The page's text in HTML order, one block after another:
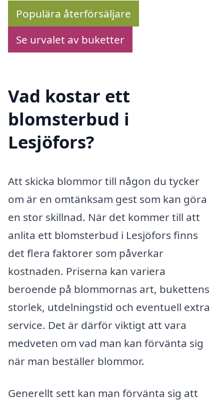
Populära återförsäljare
Se urvalet av buketter
Vad kostar ett
blomsterbud i
Lesjöfors?
Att skicka blommor till någon du tycker
om är en omtänksam gest som kan göra
en stor skillnad. När det kommer till att
anlita ett blomsterbud i Lesjöfors finns
det flera faktorer som påverkar
kostnaden. Priserna kan variera
beroende på blommornas art, bukettens
storlek, utdelningstid och eventuell extra
service. Det är därför viktigt att vara
medveten om vad man kan förvänta sig
när man beställer blommor.
Generellt sett kan man förvänta sig att